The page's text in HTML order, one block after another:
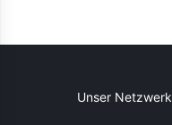
Unser Netzwerk